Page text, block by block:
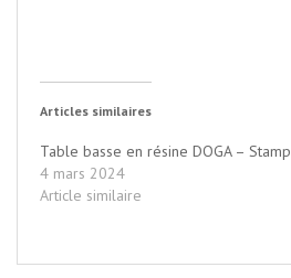
Articles similaires
Table basse en résine DOGA – Stamp
4 mars 2024
Article similaire